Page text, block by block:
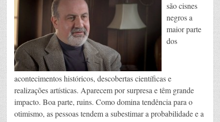
são cisnes
negros a
maior parte
dos
acontecimentos históricos, descobertas científicas e
realizações artísticas. Aparecem por surpresa e têm grande
impacto. Boa parte, ruins. Como domina tendência para o
otimismo, as pessoas tendem a subestimar a probabilidade e a